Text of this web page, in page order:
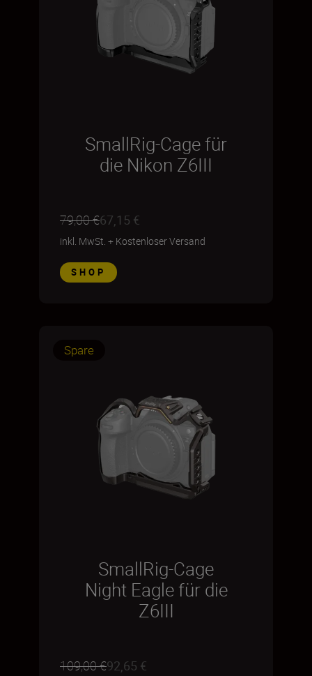
SmallRig-Cage für
die Nikon Z6III
79,00 €67,15 €
inkl. MwSt. + Kostenloser Versand
SHOP
Spare
SmallRig-Cage
Night Eagle für die
Z6III
109,00 €92,65 €